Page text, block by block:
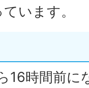
います。
16時間前に